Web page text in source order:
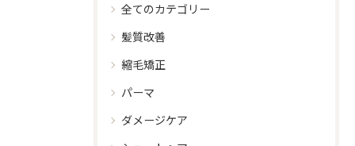
全てのカテゴリー
髪質改善
縮毛矯正
パーマ
ダメージケア